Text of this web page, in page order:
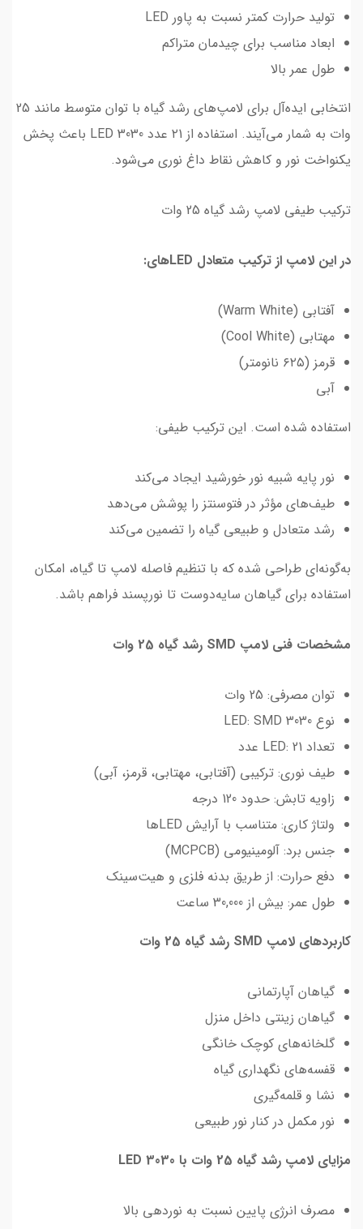
تولید حرارت کمتر نسبت به پاور LED
ابعاد مناسب برای چیدمان متراکم
طول عمر بالا
انتخابی ایده‌آل برای لامپ‌های رشد گیاه با توان متوسط مانند 25
وات به شمار می‌آیند. استفاده از ۲1 عدد LED 3030 باعث پخش
یکنواخت نور و کاهش نقاط داغ نوری می‌شود.
ترکیب طیفی لامپ رشد گیاه 25 وات
در این لامپ از ترکیب متعادل LEDهای:
آفتابی (Warm White)
مهتابی (Cool White)
قرمز (۶۲۵ نانومتر)
آبی
استفاده شده است. این ترکیب طیفی:
نور پایه شبیه نور خورشید ایجاد می‌کند
طیف‌های مؤثر در فتوسنتز را پوشش می‌دهد
رشد متعادل و طبیعی گیاه را تضمین می‌کند
به‌گونه‌ای طراحی شده که با تنظیم فاصله لامپ تا گیاه، امکان
استفاده برای گیاهان سایه‌دوست تا نورپسند فراهم باشد.
مشخصات فنی لامپ SMD رشد گیاه 25 وات
توان مصرفی: 25 وات
نوع LED: SMD 3030
تعداد LED: 21 عدد
طیف نوری: ترکیبی (آفتابی، مهتابی، قرمز، آبی)
زاویه تابش: حدود 120 درجه
ولتاژ کاری: متناسب با آرایش LEDها
جنس برد: آلومینیومی (MCPCB)
دفع حرارت: از طریق بدنه فلزی و هیت‌سینک
طول عمر: بیش از 30,000 ساعت
کاربردهای لامپ SMD رشد گیاه 25 وات
گیاهان آپارتمانی
گیاهان زینتی داخل منزل
گلخانه‌های کوچک خانگی
قفسه‌های نگهداری گیاه
نشا و قلمه‌گیری
نور مکمل در کنار نور طبیعی
مزایای لامپ رشد گیاه 25 وات با LED 3030
مصرف انرژی پایین نسبت به نوردهی بالا